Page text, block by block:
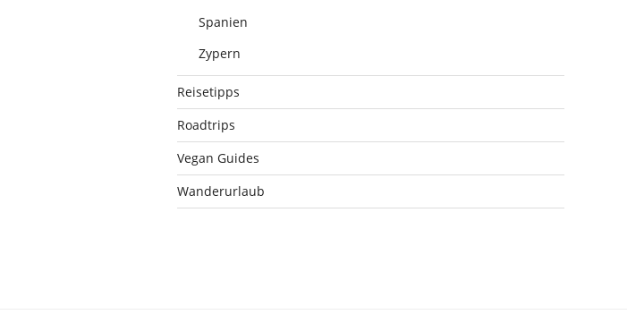
Spanien
Zypern
Reisetipps
Roadtrips
Vegan Guides
Wanderurlaub